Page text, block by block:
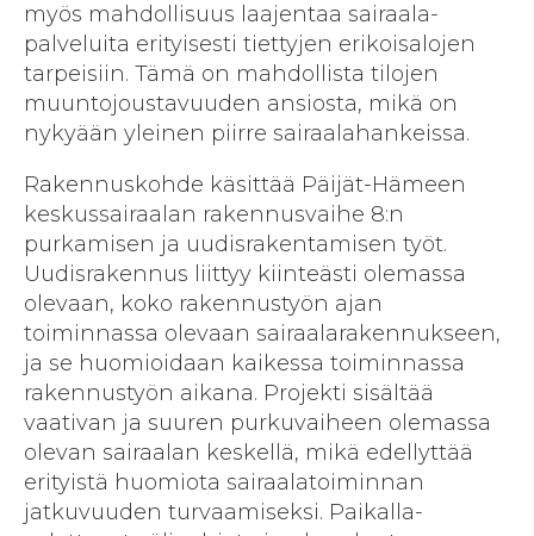
myös mahdollisuus laajentaa sairaala­
palveluita erityisesti tiettyjen erikois­alojen
tarpeisiin. Tämä on mahdollista tilojen
muunto­joustavuuden ansiosta, mikä on
nykyään yleinen piirre sairaalahankeissa.
Rakennuskohde käsittää Päijät-Hämeen
keskus­sairaalan rakennus­vaihe 8:n
purkamisen ja uudis­rakentamisen työt.
Uudis­rakennus liittyy kiinteästi olemassa
olevaan, koko rakennus­työn ajan
toiminnassa olevaan sairaala­rakennukseen,
ja se huomioidaan kaikessa toiminnassa
rakennus­työn aikana. Projekti sisältää
vaativan ja suuren purku­vaiheen olemassa
olevan sairaalan keskellä, mikä edellyttää
erityistä huomiota sairaala­toiminnan
jatkuvuuden turvaamiseksi. Paikalla­